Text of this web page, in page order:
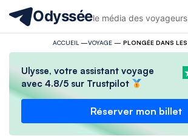
Odysséele média des voyageurs
ACCUEIL —VOYAGE—
Ulysse, votre assistant voyage
avec 4.8/5 sur Trustpilot
Réserver mon billet